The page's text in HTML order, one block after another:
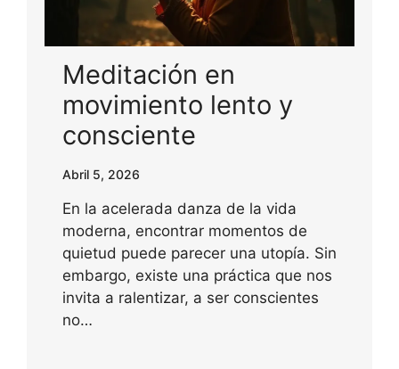
Meditación en
movimiento lento y
consciente
Abril 5, 2026
En la acelerada danza de la vida
moderna, encontrar momentos de
quietud puede parecer una utopía. Sin
embargo, existe una práctica que nos
invita a ralentizar, a ser conscientes
no…